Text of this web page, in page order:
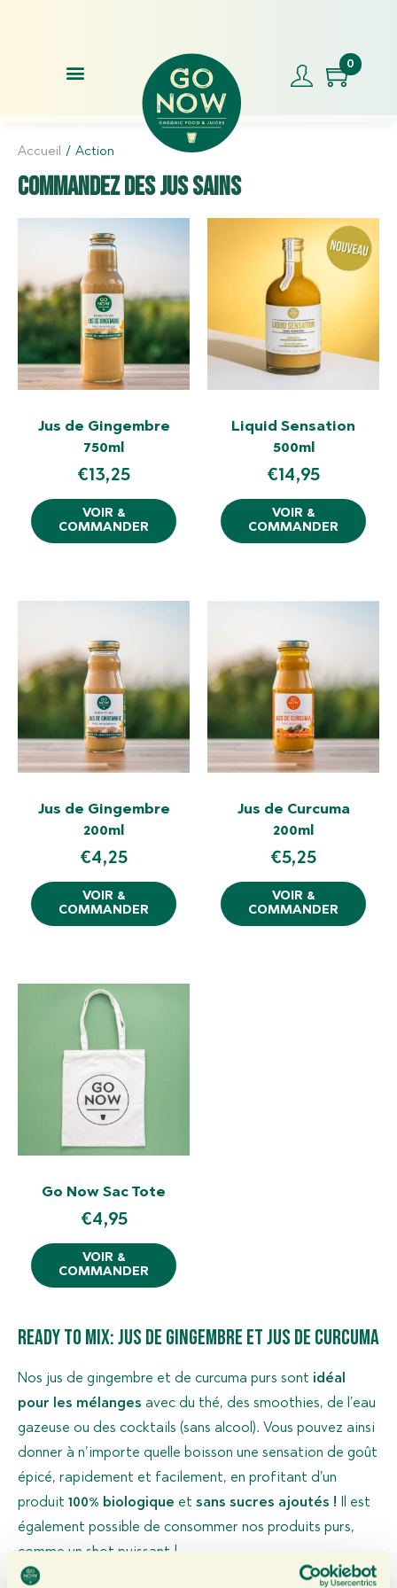
0
Accueil / Action
Commandez des jus sains
Jus de Gingembre
750ml
€13,25
VOIR &
COMMANDER
Liquid Sensation
500ml
€14,95
VOIR &
COMMANDER
Jus de Gingembre
200ml
€4,25
VOIR &
COMMANDER
Jus de Curcuma
200ml
€5,25
VOIR &
COMMANDER
Go Now Sac Tote
€4,95
VOIR &
COMMANDER
Ready to Mix: Jus de gingembre et jus de curcuma
Nos jus de gingembre et de curcuma purs sont idéal
pour les mélanges avec du thé, des smoothies, de l’eau
gazeuse ou des cocktails (sans alcool). Vous pouvez ainsi
donner à n’importe quelle boisson une sensation de goût
épicé, rapidement et facilement, en profitant d’un
produit 100% biologique et sans sucres ajoutés ! Il est
également possible de consommer nos produits purs,
comme un shot puissant !